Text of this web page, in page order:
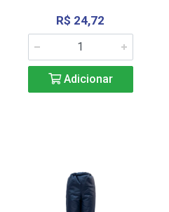
R$ 24,72
Adicionar